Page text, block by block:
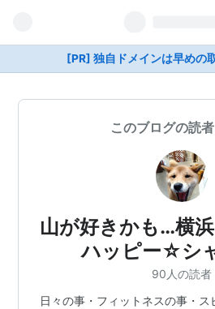
[PR] 独自ドメインは早めの
このブログの読
山が好きかも…横
ハッピー☆シ
90人の読者
日々の事・フィットネスの事・